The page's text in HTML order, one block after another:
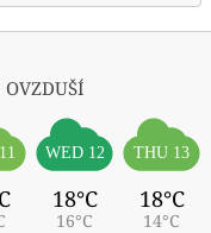
WED 12
18°C
16°C
THU 13
18°C
14°C